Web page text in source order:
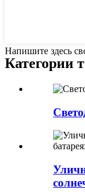
Напишите здесь
Категории